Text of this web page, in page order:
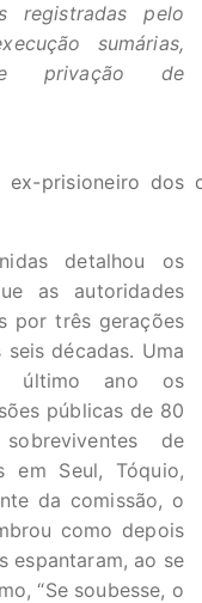
registradas pelo
sumárias,
e privação de
prisioneiro dos
detalhou os
as autoridades
por três gerações
décadas. Uma
último ano os
públicas de 80
de
em Seul, Tóquio,
da comissão, o
como depois
espantaram, ao se
“Se soubesse, o